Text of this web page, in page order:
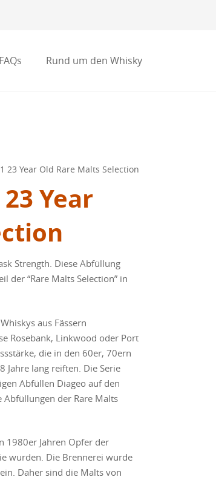
FAQs Rund um den Whisky
23 Year Old Rare Malts Selection
Year
Strength. Diese Abfüllung
der “Rare Malts Selection” in
aus Fässern
Rosebank, Linkwood oder Port
die in den 60er, 70ern
lang reiften. Die Serie
Abfüllen Diageo auf den
der Rare Malts
1980er Jahren Opfer der
wurden. Die Brennerei wurde
Daher sind die Malts von